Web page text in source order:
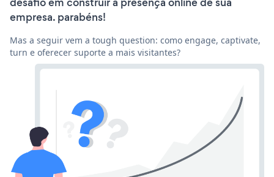
empresa. parabéns!
Mas a seguir vem a tough question: como engage, captivate,
turn e oferecer suporte a mais visitantes?